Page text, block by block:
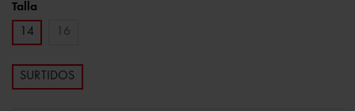
Talla
14
16
SURTIDOS